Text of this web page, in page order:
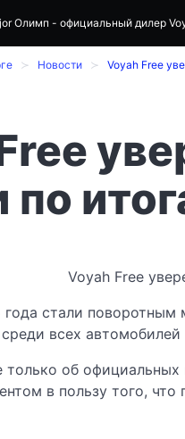
Олимп - официальный дилер
Новости Voyah Free
по
стали
всех
об
в пользу того,